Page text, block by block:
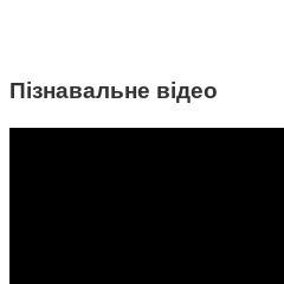
Пізнавальне відео